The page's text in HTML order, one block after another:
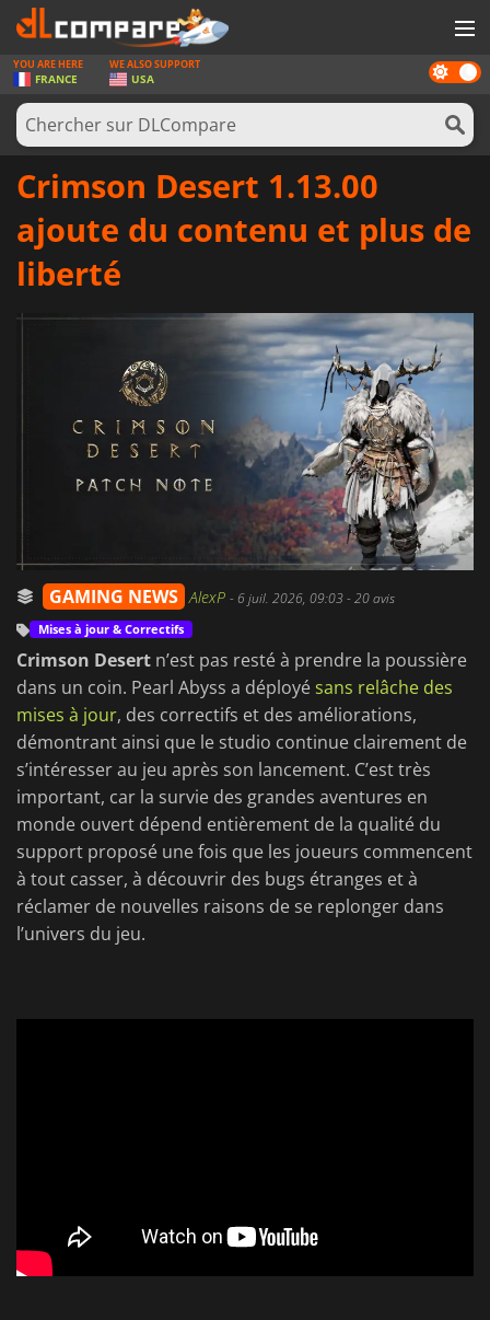
JEUX
CARTES PRÉPAYÉES
LOGICIELS
MATÉRIEL
Dark
mode
YOU ARE HERE
FRANCE
WE ALSO SUPPORT
USA
Crimson Desert 1.13.00
ajoute du contenu et plus de
liberté
GAMING NEWS AlexP -6 juil. 2026, 09:03- 20 avis
Mises à jour & Correctifs
Crimson Desert n’est pas resté à prendre la poussière
dans un coin. Pearl Abyss a déployésans relâche des
mises à jour, des correctifs et des améliorations,
démontrant ainsi que le studio continue clairement de
s’intéresser au jeu après son lancement. C’est très
important, car la survie des grandes aventures en
monde ouvert dépend entièrement de la qualité du
support proposé une fois que les joueurs commencent
à tout casser, à découvrir des bugs étranges et à
réclamer de nouvelles raisons de se replonger dans
l’univers du jeu.